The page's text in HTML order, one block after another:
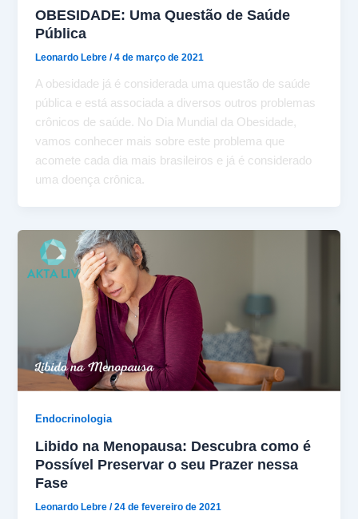
OBESIDADE: Uma Questão de Saúde
Pública
Leonardo Lebre/4 de março de 2021
A obesidade já é considerada uma questão de saúde
pública e está associada a diversos outros problemas
crônicos de saúde. No Dia Mundial da Obesidade,
vamos conhecer mais sobre este problema que
acomete cada dia mais brasileiros e já é considerado
uma doença crônica.
Endocrinologia
Libido na Menopausa: Descubra como é
Possível Preservar o seu Prazer nessa
Fase
Leonardo Lebre/24 de fevereiro de 2021